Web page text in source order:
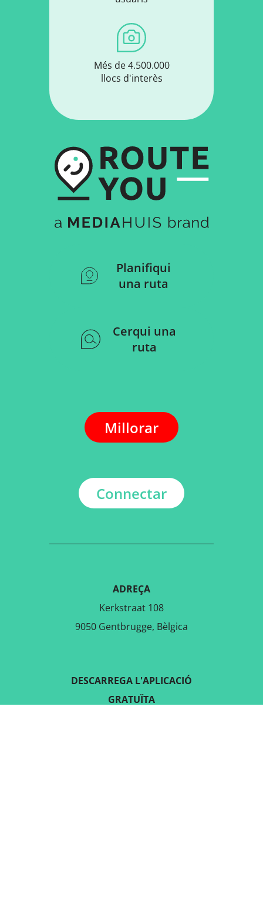
Més de 4.500.000
llocs d'interès
Planifiqui
una ruta
Cerqui una
ruta
Millorar
Connectar
ADREÇA
Kerkstraat 108
9050 Gentbrugge, Bèlgica
DESCARREGA L'APLICACIÓ
GRATUÏTA